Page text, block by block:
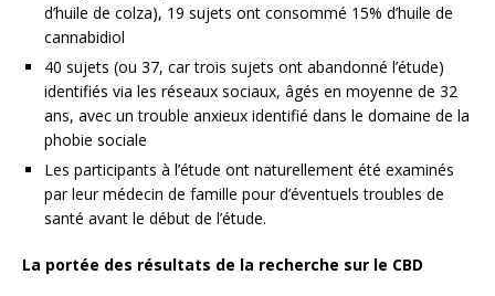
d’huile de colza), 19 sujets ont consommé 15% d’huile de
cannabidiol
40 sujets (ou 37, car trois sujets ont abandonné l’étude)
identifiés via les réseaux sociaux, âgés en moyenne de 32
ans, avec un trouble anxieux identifié dans le domaine de la
phobie sociale
Les participants à l’étude ont naturellement été examinés
par leur médecin de famille pour d’éventuels troubles de
santé avant le début de l’étude.
La portée des résultats de la recherche sur le CBD